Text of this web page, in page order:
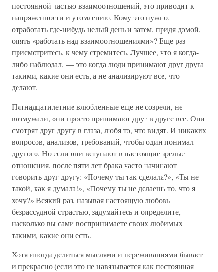
постоянной частью взаимоотношений, это приводит к
напряженности и утомлению. Кому это нужно:
отработать где-нибудь целый день и затем, придя домой,
опять «работать над взаимоотношениями»? Еще раз
присмотритесь, к чему стремитесь. Лучшее, что я когда-
либо наблюдал, — это когда люди принимают друг друга
такими, какие они есть, а не анализируют все, что
делают.
Пятнадцатилетние влюбленные еще не созрели, не
возмужали, они просто принимают друг в друге все. Они
смотрят друг другу в глаза, любя то, что видят. И никаких
вопросов, анализов, требований, чтобы один понимал
другого. Но если они вступают в настоящие зрелые
отношения, после пяти лет брака часто начинают
говорить друг другу: «Почему ты так сделала?», «Ты не
такой, как я думала!», «Почему ты не делаешь то, что я
хочу?» Всякий раз, называя настоящую любовь
безрассудной страстью, задумайтесь и определите,
насколько вы сами воспринимаете своих любимых
такими, какие они есть.
Хотя иногда делиться мыслями и переживаниями бывает
и прекрасно (если это не навязывается как постоянная